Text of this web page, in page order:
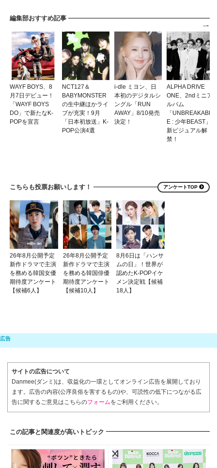
編集部おすすめ記事
WAYF BOYS、8
月7日デビュー！
「WAYF BOYS
DO」で新たなK-
POPを宣言
NCT127＆
BABYMONSTER
の生中継ほかライ
ブが充実！9月
「日本初放送」K-
POP公演4選
i-dle ミヨン、日
本初のデジタルシ
ングル「RUN
AWAY」8/10発売
決定！
ALPHA DRIVE
ONE、2ndミニア
ルバム
「UNBREAKABL
E : 少年BEAST」
新ビジュアル解
禁！
こちらも投票お願いします！ アンケートTOP
26年8月公開予定
新作ドラマで主演
を務める韓国女優
期待度アンケート
【候補6人】
26年8月公開予定
新作ドラマで主演
を務める韓国俳優
期待度アンケート
【候補10人】
8月6日は「ハンサ
ムの日」！世界が
認めたK-POPイケ
メン決定戦【候補
18人】
サイトの広告について
Danmee(ダンミ)は、収益化の一環としてオンライン広告を展開しており
ます。広告の内容(公序良俗を害するもの)や、可読性の低下につながる広
告に関するご意見はこちらのフォームをご利用ください。
この記事と関連度が高いトピック